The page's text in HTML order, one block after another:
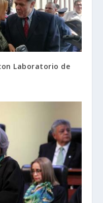
Laboratorio de